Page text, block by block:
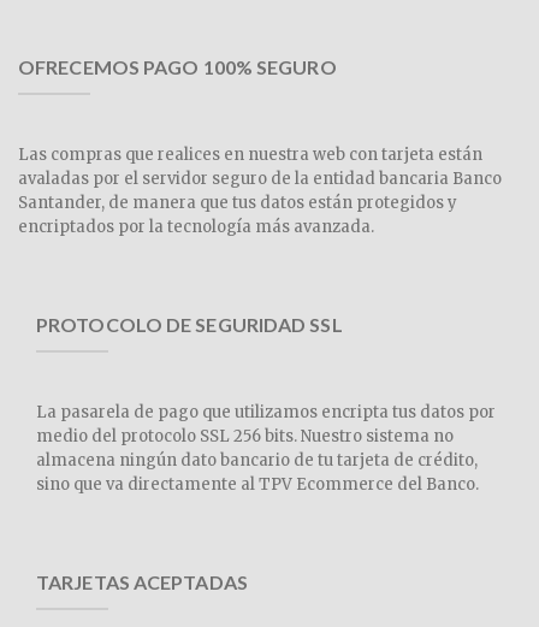
OFRECEMOS PAGO 100% SEGURO
Las compras que realices en nuestra web con tarjeta están
avaladas por el servidor seguro de la entidad bancaria Banco
Santander, de manera que tus datos están protegidos y
encriptados por la tecnología más avanzada.
PROTOCOLO DE SEGURIDAD SSL
La pasarela de pago que utilizamos encripta tus datos por
medio del protocolo SSL 256 bits. Nuestro sistema no
almacena ningún dato bancario de tu tarjeta de crédito,
sino que va directamente al TPV Ecommerce del Banco.
TARJETAS ACEPTADAS